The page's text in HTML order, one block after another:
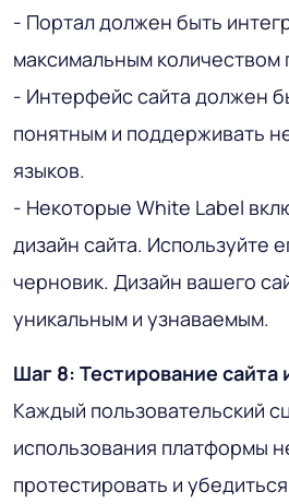
- Портал должен быть
максимальным
- Интерфейс сайта должен
понятным и поддерживать
языков.
- Некоторые White Label
дизайн сайта. Используйте
черновик. Дизайн вашего
уникальным и узнаваемым.
Шаг 8: Тестирование
Каждый пользовательский
использования платформы
протестировать и